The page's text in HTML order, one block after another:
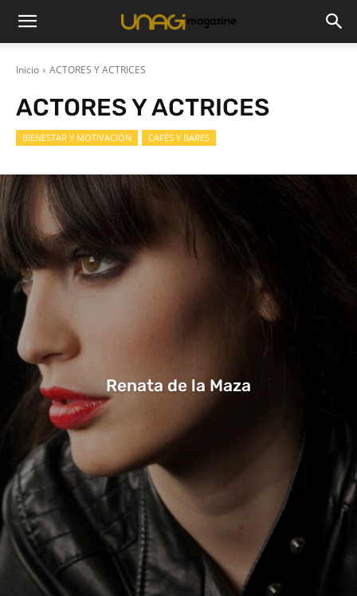
Inicio ACTORES Y ACTRICES
ACTORES Y ACTRICES
BIENESTAR Y MOTIVACIÓN CAFÉS Y BARES
Renata de la Maza